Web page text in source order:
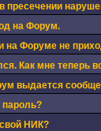
пресечении
на Форум.
на Форуме не
Как мне теперь
выдается
пароль?
НИК?